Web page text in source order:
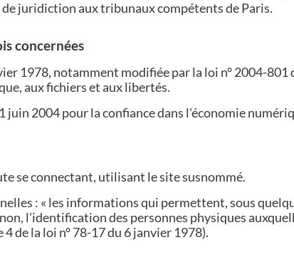
juridiction aux tribunaux compétents de Paris.
concernées
1978, notamment modifiée par la loi n° 2004-801
aux fichiers et aux libertés.
juin 2004 pour la confiance dans l'économie
se connectant, utilisant le site susnommé.
: « les informations qui permettent, sous
l'identification des personnes physiques
de la loi n° 78-17 du 6 janvier 1978).